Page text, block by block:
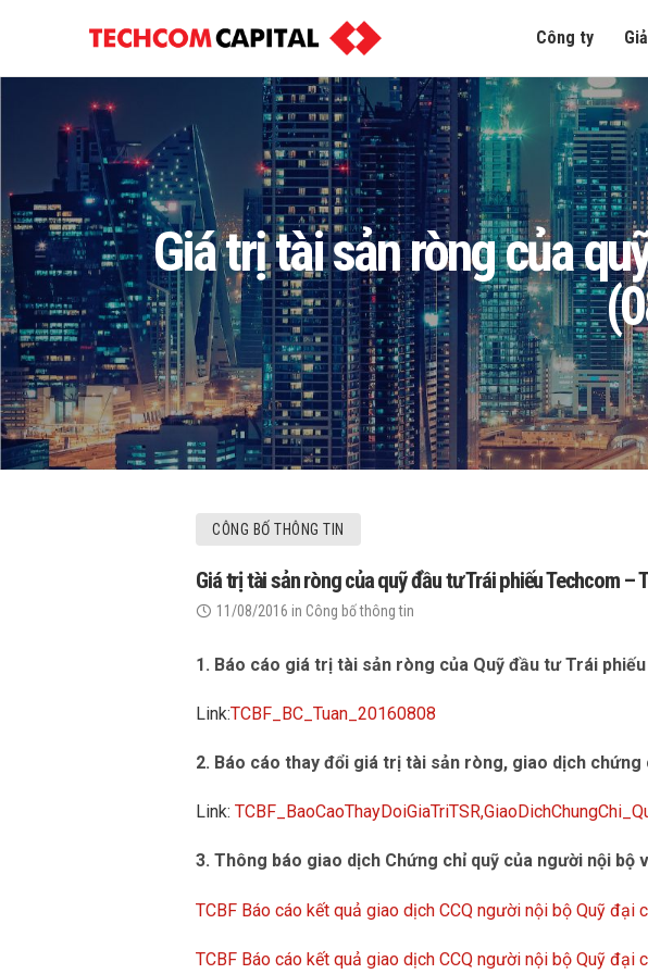
Công ty
Giá trị tài sản ròng của
CÔNG BỐ THÔNG TIN
Giá trị tài sản ròng của quỹ đầu tư Trái phiếu Techcom –
11/08/2016 in Công bố thông tin
1. Báo cáo giá trị tài sản ròng của Quỹ đầu tư Trái phiếu
Link:TCBF_BC_Tuan_20160808
2. Báo cáo thay đổi giá trị tài sản ròng, giao dịch chứng
Link:
3. Thông báo giao dịch Chứng chỉ quỹ của người nội bộ
TCBF Báo cáo kết quả giao dịch CCQ người nội bộ Quỹ
TCBF Báo cáo kết quả giao dịch CCQ người nội bộ Quỹ đại